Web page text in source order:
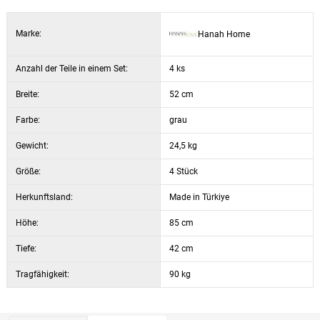
Farbe: Grau und Schwarz
Marke: Hanah Home
Anzahl der Teile in einem Set: 4 ks
Breite: 52 cm
Farbe: grau
Gewicht: 24,5 kg
Größe: 4 Stück
Herkunftsland: Made in Türkiye
Höhe: 85 cm
Tiefe: 42 cm
Tragfähigkeit: 90 kg